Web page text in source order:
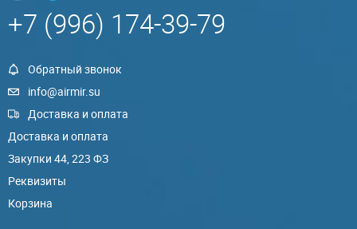
+7 (996) 174-39-79
Обратный звонок
info@airmir.su
Доставка и оплата
Доставка и оплата
Закупки 44, 223 ФЗ
Реквизиты
Корзина